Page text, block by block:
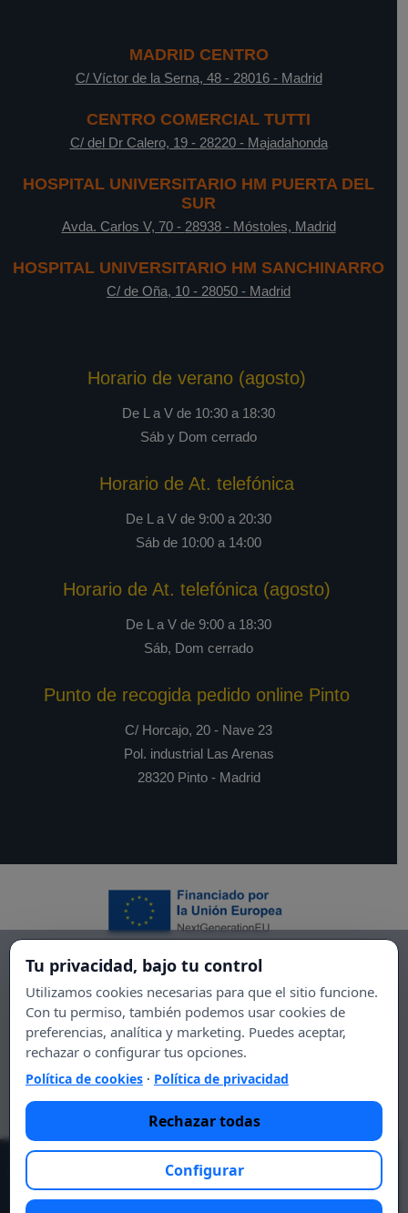
MADRID CENTRO
C/ Víctor de la Serna, 48- 28016- Madrid
CENTRO COMERCIAL TUTTI
C/ del Dr Calero, 19- 28220- Majadahonda
HOSPITAL UNIVERSITARIO HM PUERTA DEL
SUR
Avda. Carlos V, 70- 28938- Móstoles, Madrid
HOSPITAL UNIVERSITARIO HM SANCHINARRO
C/ de Oña, 10 - 28050 - Madrid
Horario de verano (agosto)
De L a V de 10:30 a 18:30
Sáb y Dom cerrado
Horario de At. telefónica
De L a V de 9:00 a 20:30
Sáb de 10:00 a 14:00
Horario de At. telefónica (agosto)
De L a V de 9:00 a 18:30
Sáb, Dom cerrado
Punto de recogida pedido online Pinto
C/ Horcajo, 20 - Nave 23
Pol. industrial Las Arenas
28320 Pinto - Madrid
Lo esencial es tu salud, lo esencial
eres tú.
Tu privacidad, bajo tu control
Utilizamos cookies necesarias para que el sitio funcione.
Con tu permiso, también podemos usar cookies de
preferencias, analítica y marketing. Puedes aceptar,
rechazar o configurar tus opciones.
Política de cookies · Política de privacidad
Rechazar todas
Configurar